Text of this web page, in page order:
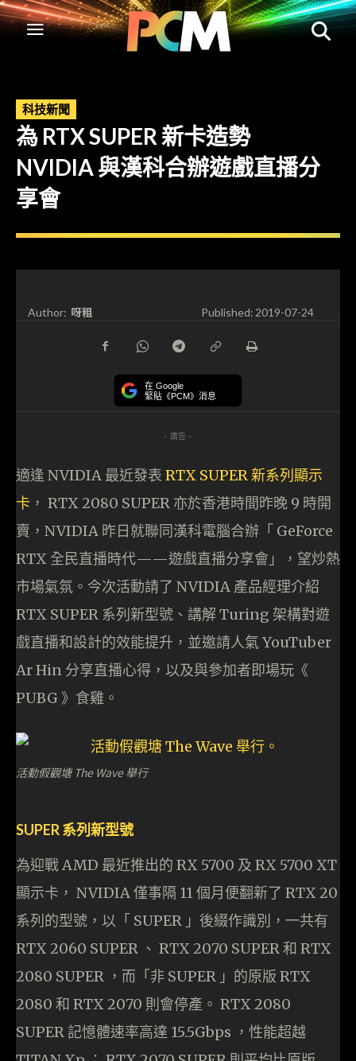
科技新聞
為 RTX SUPER 新卡造勢
NVIDIA 與漢科合辦遊戲直播分
享會
Author: 呀粗 Published:2019-07-24
在 Google
緊貼《PCM》消息
- 廣告 -
適逢 NVIDIA 最近發表 RTX SUPER 新系列顯示
卡 ， RTX 2080 SUPER 亦於香港時間昨晚 9 時開
賣，NVIDIA 昨日就聯同漢科電腦合辦「 GeForce
RTX 全民直播時代——遊戲直播分享會」，望炒熱
市場氣氛。今次活動請了 NVIDIA 產品經理介紹
RTX SUPER 系列新型號、講解 Turing 架構對遊
戲直播和設計的效能提升，並邀請人氣 YouTuber
Ar Hin 分享直播心得，以及與參加者即場玩《
PUBG 》食雞。
活動假觀塘 The Wave 舉行
SUPER 系列新型號
為迎戰 AMD 最近推出的 RX 5700 及 RX 5700 XT
顯示卡， NVIDIA 僅事隔 11 個月便翻新了 RTX 20
系列的型號，以「 SUPER 」後綴作識別，一共有
RTX 2060 SUPER 、 RTX 2070 SUPER 和 RTX
2080 SUPER ，而「非 SUPER 」的原版 RTX
2080 和 RTX 2070 則會停產。 RTX 2080
SUPER 記憶體速率高達 15.5Gbps ，性能超越